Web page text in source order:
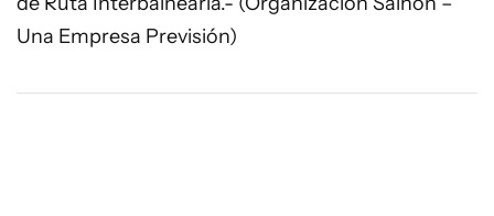
Una Empresa Previsión)